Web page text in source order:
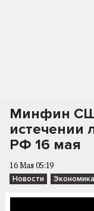
Минфин
истечении
РФ 16 мая
16 Мая 05:19
Новости Экономика